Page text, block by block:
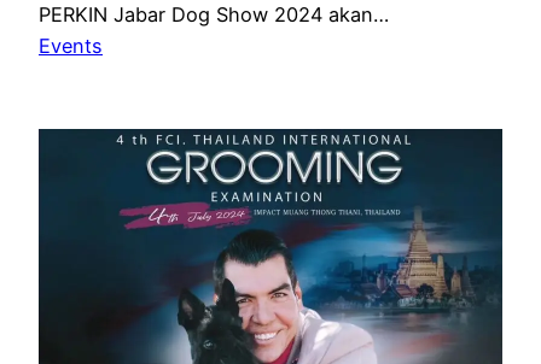
PERKIN Jabar Dog Show 2024 akan…
Events